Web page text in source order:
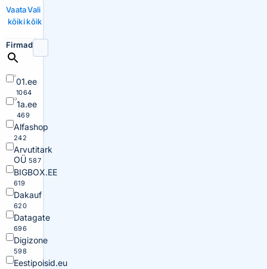
Vaata
kõiki
Vali
kõik
Firmad
01.ee
1064
1a.ee
469
Alfashop
242
Arvutitark
OÜ 587
BIGBOX.EE
619
Dakauf
620
Datagate
696
Digizone
598
Eestipoisid.eu